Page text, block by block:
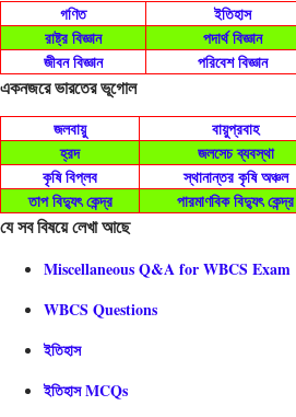
গণিত ইতিহাস
রাষ্ট্র বিজ্ঞান
পদার্থ বিজ্ঞান
জীবন বিজ্ঞান
পরিবেশ বিজ্ঞান
একনজরে ভারতের ভূগোল
জলবায়ু বায়ুপ্রবাহ
হ্রদ
জলসেচ ব্যবস্থা
কৃষি বিপ্লব
স্থানান্তর কৃষি অঞ্চল
তাপ বিদ্যুৎ কেন্দ্র
পারমাণবিক বিদ্যুৎ কেন্দ্র
যে সব বিষয়ে লেখা আছে
Miscellaneous Q&A for WBCS Exam
WBCS Questions
ইতিহাস
ইতিহাস MCQs